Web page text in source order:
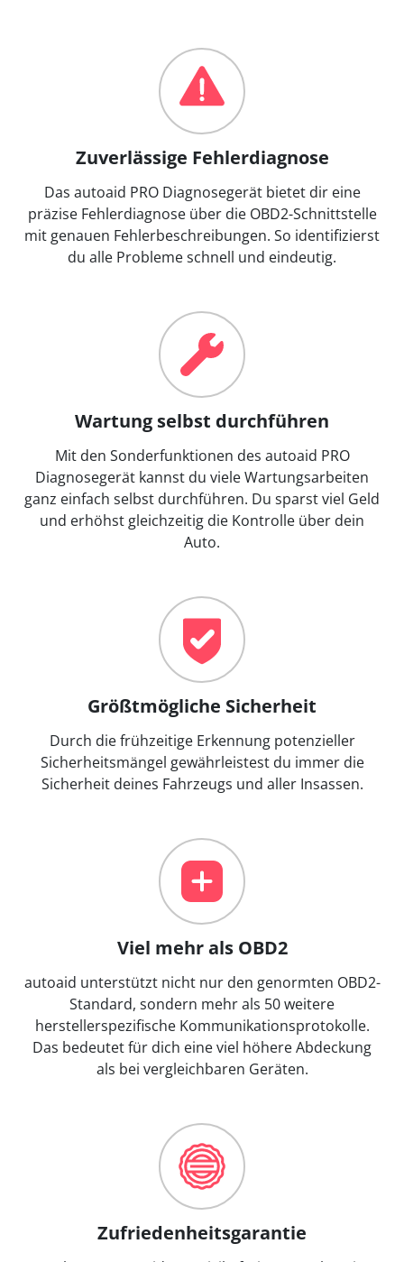
Zuverlässige Fehlerdiagnose
Das autoaid PRO Diagnosegerät bietet dir eine
präzise Fehlerdiagnose über die OBD2-Schnittstelle
mit genauen Fehlerbeschreibungen. So identifizierst
du alle Probleme schnell und eindeutig.
Wartung selbst durchführen
Mit den Sonderfunktionen des autoaid PRO
Diagnosegerät kannst du viele Wartungsarbeiten
ganz einfach selbst durchführen. Du sparst viel Geld
und erhöhst gleichzeitig die Kontrolle über dein
Auto.
Größtmögliche Sicherheit
Durch die frühzeitige Erkennung potenzieller
Sicherheitsmängel gewährleistest du immer die
Sicherheit deines Fahrzeugs und aller Insassen.
Viel mehr als OBD2
autoaid unterstützt nicht nur den genormten OBD2-
Standard, sondern mehr als 50 weitere
herstellerspezifische Kommunikationsprotokolle.
Das bedeutet für dich eine viel höhere Abdeckung
als bei vergleichbaren Geräten.
Zufriedenheitsgarantie